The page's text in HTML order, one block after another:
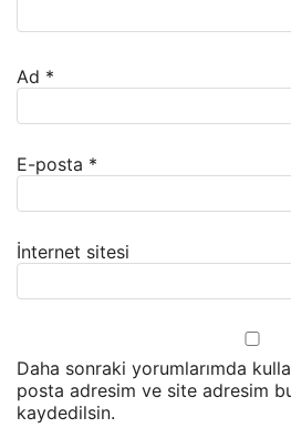
Ad *
E-posta *
İnternet sitesi
Daha sonraki yorumlarımda
posta adresim ve site adresim
kaydedilsin.